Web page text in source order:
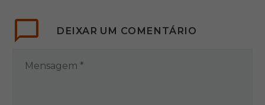
DEIXAR UM COMENTÁRIO